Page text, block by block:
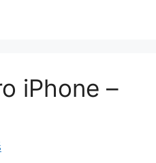
iPhone –